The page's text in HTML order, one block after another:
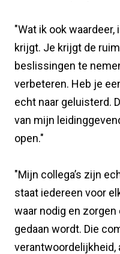
"Wat ik ook
krijgt. Je krijgt de
beslissingen te
verbeteren. Heb je
echt naar geluisterd.
van mijn
open."
"Mijn collega’s zijn
staat iedereen voor
waar nodig en
gedaan wordt. Die